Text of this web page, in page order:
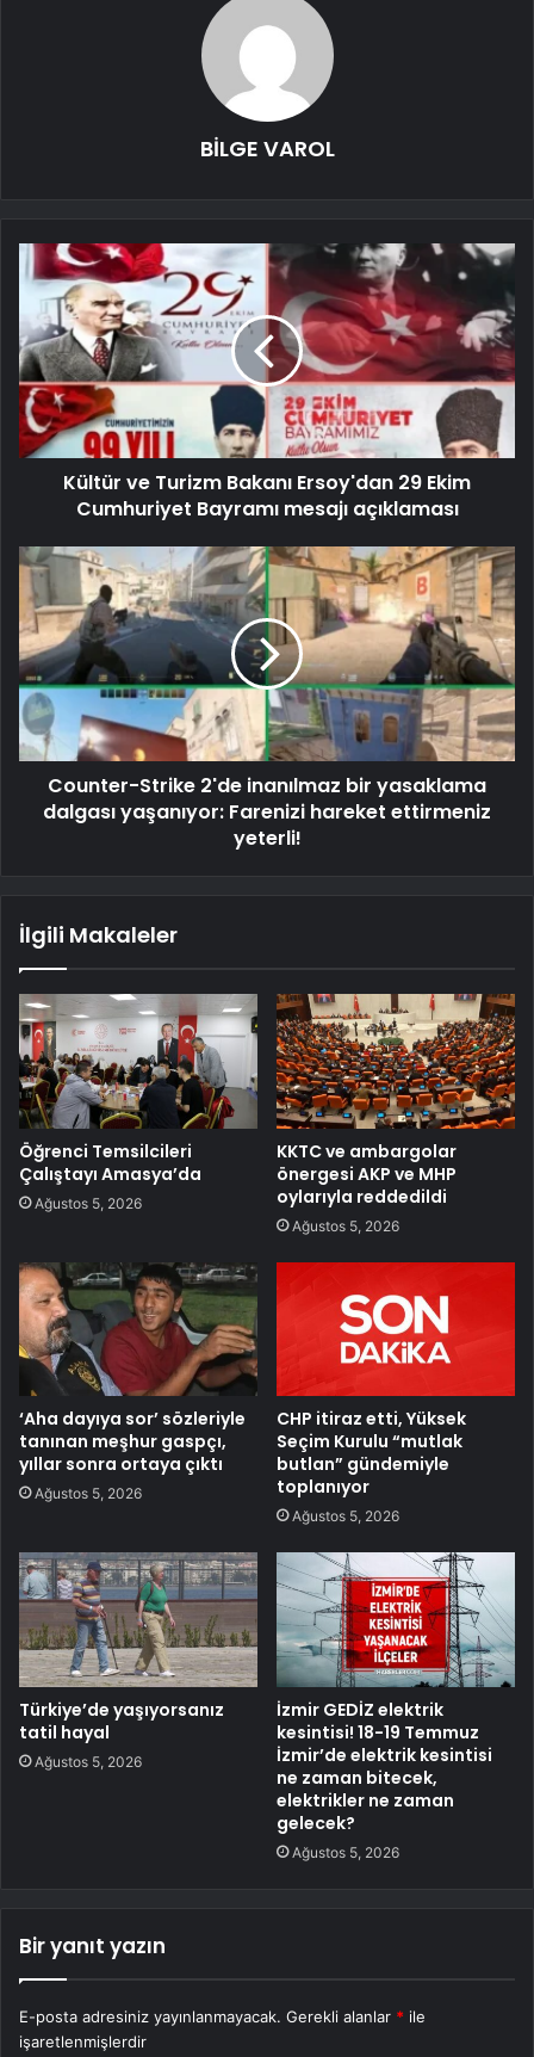
BİLGE VAROL
Kültür ve Turizm Bakanı Ersoy'dan 29 Ekim
Cumhuriyet Bayramı mesajı açıklaması
Counter-Strike 2'de inanılmaz bir yasaklama
dalgası yaşanıyor: Farenizi hareket ettirmeniz
yeterli!
İlgili Makaleler
Öğrenci Temsilcileri
Çalıştayı Amasya’da
Ağustos 5, 2026
KKTC ve ambargolar
önergesi AKP ve MHP
oylarıyla reddedildi
Ağustos 5, 2026
‘Aha dayıya sor’ sözleriyle
tanınan meşhur gaspçı,
yıllar sonra ortaya çıktı
Ağustos 5, 2026
CHP itiraz etti, Yüksek
Seçim Kurulu “mutlak
butlan” gündemiyle
toplanıyor
Ağustos 5, 2026
Türkiye’de yaşıyorsanız
tatil hayal
Ağustos 5, 2026
İzmir GEDİZ elektrik
kesintisi! 18-19 Temmuz
İzmir’de elektrik kesintisi
ne zaman bitecek,
elektrikler ne zaman
gelecek?
Ağustos 5, 2026
Bir yanıt yazın
E-posta adresiniz yayınlanmayacak. Gerekli alanlar * ile
işaretlenmişlerdir